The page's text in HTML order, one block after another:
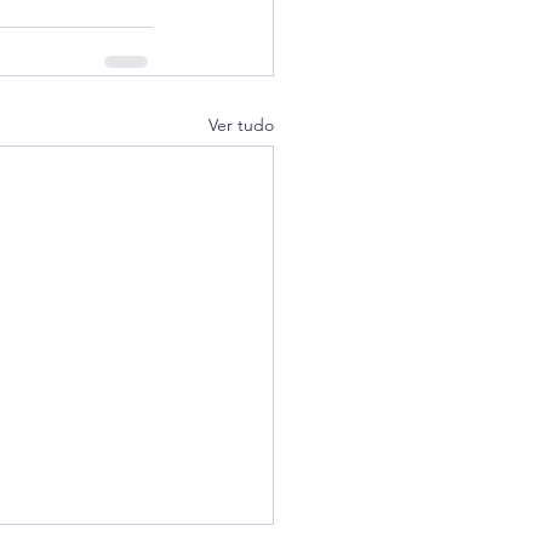
Ver tudo